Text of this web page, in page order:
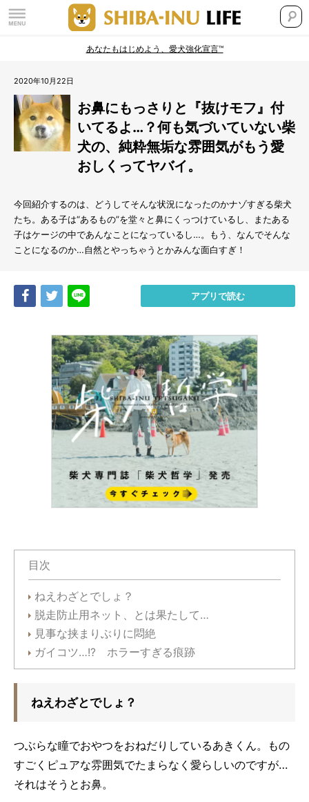
あなたもはじめよう、愛犬強化宣言™
2020年10月22日
お鼻にもっさりと『抜けモフ』付
いてるよ…？何も気づいていない柴
犬の、純粋無垢な雰囲気がもう愛
おしくってヤバイ。
今回紹介するのは、どうしてそんな状況になったのかナゾすぎる柴犬
たち。ある子は“あるもの”を堂々と鼻にくっつけているし、またある
子はケージの中であんなことになっているし…。もう、なんでそんな
ことになるのか…自然とやっちゃうとかみんな面白すぎ！
Share Tweet アプリで読む
目次
ねえわざとでしょ？
脱走防止用ネット、とは果たして…
見事な挟まりぶりに悶絶
ガイコツ…!? ホラーすぎる痕跡
ねえわざとでしょ？
つぶらな瞳でおやつをおねだりしているあきくん。もの
すごくピュアな雰囲気でたまらなく愛らしいのですが…
それはそうとお鼻。